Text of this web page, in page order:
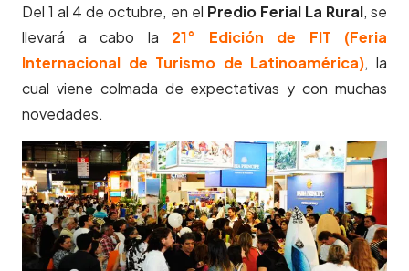
Del 1 al 4 de octubre, en el Predio Ferial La Rural, se
llevará a cabo la 21° Edición de FIT (Feria
Internacional de Turismo de Latinoamérica), la
cual viene colmada de expectativas y con muchas
novedades.